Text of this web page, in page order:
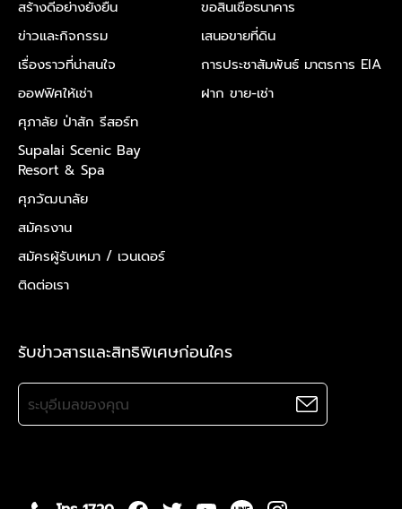
สร้างดีอย่างยั่งยืน
ข่าวและกิจกรรม
เรื่องราวที่น่าสนใจ
ออฟฟิศให้เช่า
ศุภาลัย ป่าสัก รีสอร์ท
Supalai Scenic Bay
Resort & Spa
ศุภวัฒนาลัย
สมัครงาน
สมัครผู้รับเหมา / เวนเดอร์
ติดต่อเรา
ขอสินเชื่อธนาคาร
เสนอขายที่ดิน
การประชาสัมพันธ์ มาตรการ EIA
ฝาก ขาย-เช่า
รับข่าวสารและสิทธิพิเศษก่อนใคร